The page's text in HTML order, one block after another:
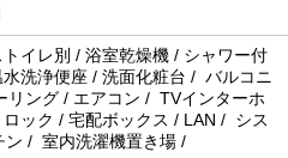
イレ別 / 浴室乾燥機 / シャワー付
洗浄便座 / 洗面化粧台 / バルコニ
リング / エアコン / TVインターホ
ロック / 宅配ボックス / LAN / シス
ン / 室内洗濯機置き場 /